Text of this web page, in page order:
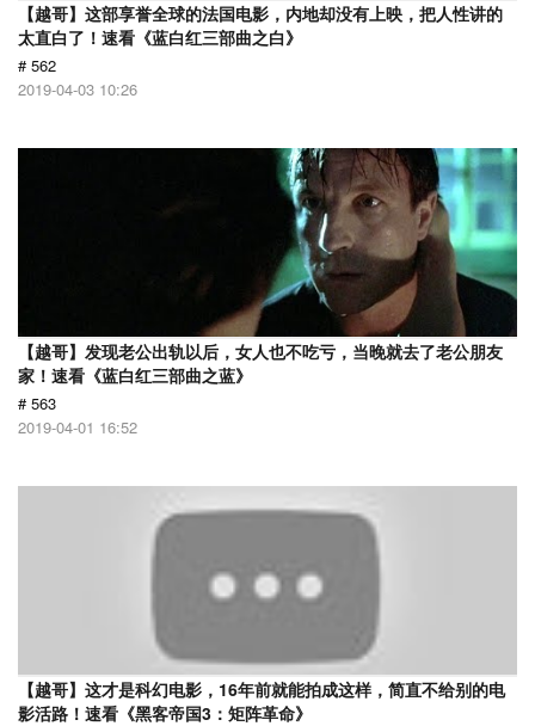
【越哥】这部享誉全球的法国电影，内地却没有上映，把人性讲的
太直白了！速看《蓝白红三部曲之白》
# 562
2019-04-03 10:26
【越哥】发现老公出轨以后，女人也不吃亏，当晚就去了老公朋友
家！速看《蓝白红三部曲之蓝》
# 563
2019-04-01 16:52
【越哥】这才是科幻电影，16年前就能拍成这样，简直不给别的电
影活路！速看《黑客帝国3：矩阵革命》